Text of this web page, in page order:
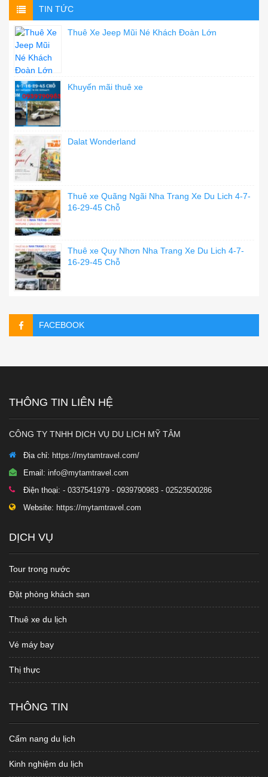
TIN TỨC
Thuê Xe Jeep Mũi Né Khách Đoàn Lớn
Khuyến mãi thuê xe
Dalat Wonderland
Thuê xe Quãng Ngãi Nha Trang Xe Du Lich 4-7-
16-29-45 Chỗ
Thuê xe Quy Nhơn Nha Trang Xe Du Lich 4-7-
16-29-45 Chỗ
FACEBOOK
THÔNG TIN LIÊN HỆ
CÔNG TY TNHH DỊCH VỤ DU LỊCH MỸ TÂM
Địa chỉ: https://mytamtravel.com/
Email: info@mytamtravel.com
Điện thoại: - 0337541979 - 0939790983 - 02523500286
Website: https://mytamtravel.com
DỊCH VỤ
Tour trong nước
Đặt phòng khách sạn
Thuê xe du lịch
Vé máy bay
Thị thực
THÔNG TIN
Cẩm nang du lịch
Kinh nghiệm du lịch